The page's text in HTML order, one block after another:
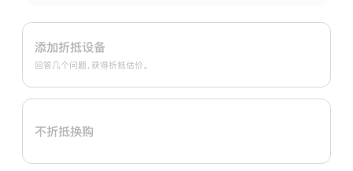
Apple
Trade
换
购
划：
添加折抵设备
回答几个问题，获得折抵估价。
不折抵换购